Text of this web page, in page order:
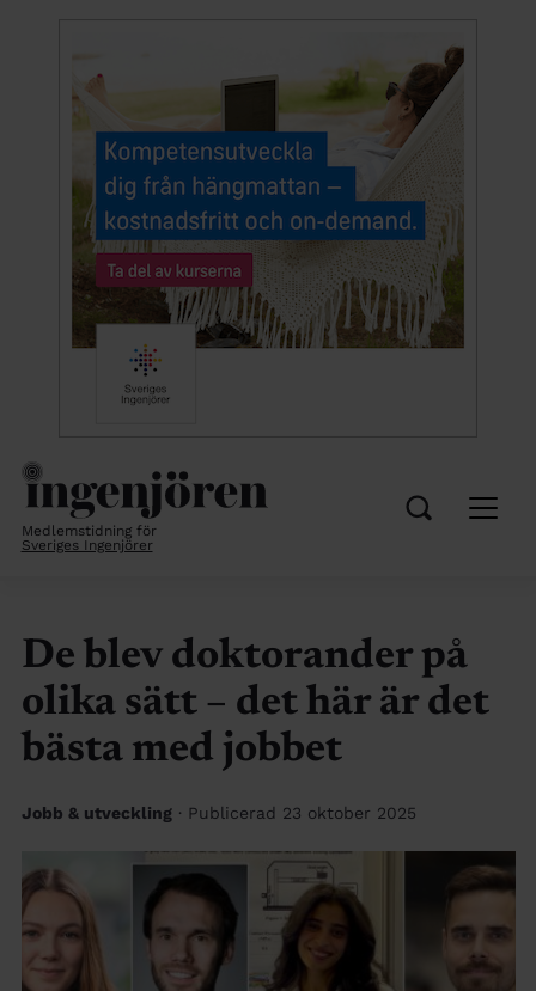
Medlemstidning för
Sveriges Ingenjörer
De blev doktorander på
olika sätt – det här är det
bästa med jobbet
Jobb & utveckling · Publicerad 23 oktober 2025